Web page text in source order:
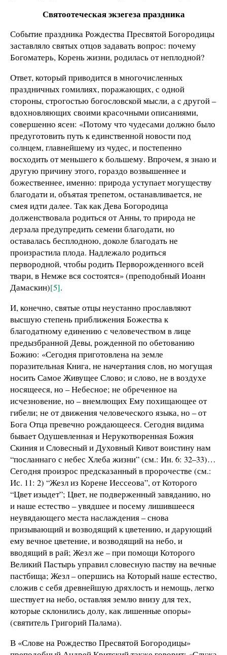
Святоотеческая экзегеза праздника
Событие праздника Рождества Пресвятой Богородицы
заставляло святых отцов задавать вопрос: почему
Богоматерь, Корень жизни, родилась от неплодной?
Ответ, который приводится в многочисленных
праздничных гомилиях, поражающих, с одной
стороны, строгостью богословской мысли, а с другой –
вдохновляющих своими красочными описаниями,
совершенно ясен: «Потому что чудесами должно было
предуготовить путь к единственной новости под
солнцем, главнейшему из чудес, и постепенно
восходить от меньшего к большему. Впрочем, я знаю и
другую причину этого, гораздо возвышеннее и
божественнее, именно: природа уступает могуществу
благодати и, объятая трепетом, останавливается, не
смея идти далее. Так как Дева Богородица
долженствовала родиться от Анны, то природа не
дерзала предупредить семени благодати, но
оставалась бесплодною, доколе благодать не
произрастила плода. Надлежало родиться
первородной, чтобы родить Перворожденного всей
твари, в Немже вся состоятся» (преподобный Иоанн
Дамаскин)[5].
И, конечно, святые отцы неустанно прославляют
высшую степень приближения Божества к
благодатному единению с человечеством в лице
предызбранной Девы, рожденной по обетованию
Божию: «Сегодня приготовлена на земле
поразительная Книга, не начертания слов, но могущая
носить Самое Живущее Слово; и слово, не в воздухе
носящееся, но – Небесное; не обреченное на
исчезновение, но – внемлющих Ему похищающее от
гибели; не от движения человеческого языка, но – от
Бога Отца превечно рождающееся. Сегодня видима
бывает Одушевленная и Нерукотворенная Божия
Скиния и Словесный и Духовный Кивот воистину нам
“посланнаго с небес Хлеба жизни” (см.: Ин. 6: 32–33)…
Сегодня произрос предсказанный в пророчестве (см.:
Ис. 11: 2) “Жезл из Корене Иессеова”, от Которого
“Цвет изыдет”; Цвет, не подверженный завяданию, но
и наше естество – увядшее и посему лишившееся
неувядающего места наслаждения – снова
призывающий и возводящий к цветению, и дарующий
ему вечное цветение, и возводящий на небо, и
вводящий в рай; Жезл же – при помощи Которого
Великий Пастырь управил словесную паству на вечные
пастбища; Жезл – опершись на Который наше естество,
сложив с себя древнейшую дряхлость и немощь, легко
шествует на небо, оставляя землю внизу для тех,
которые склонились долу, как лишенные опоры»
(святитель Григорий Палама).
В «Слове на Рождество Пресвятой Богородицы»